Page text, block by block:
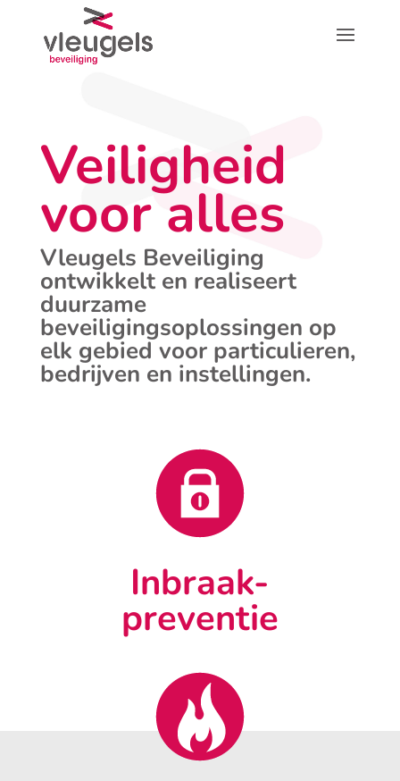
Veiligheid
voor alles
Vleugels Beveiliging
ontwikkelt en realiseert
duurzame
beveiligingsoplossingen op
elk gebied voor particulieren,
bedrijven en instellingen.
Inbraak-
preventie